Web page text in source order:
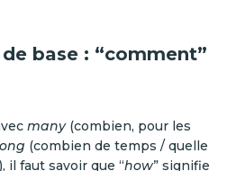
base : “comment”
many(combien, pour les
(combien de temps / quelle
il faut savoir que “how” signifie